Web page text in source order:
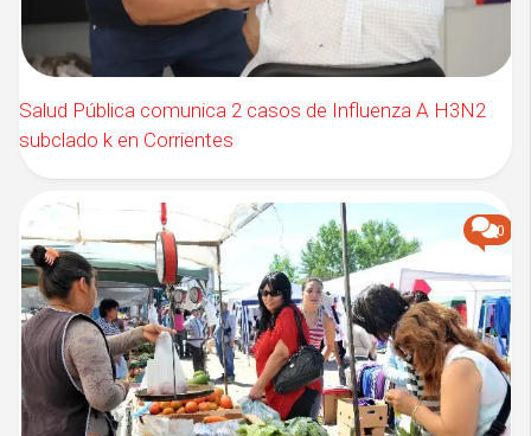
Salud Pública comunica 2 casos de Influenza A H3N2
subclado k en Corrientes
0